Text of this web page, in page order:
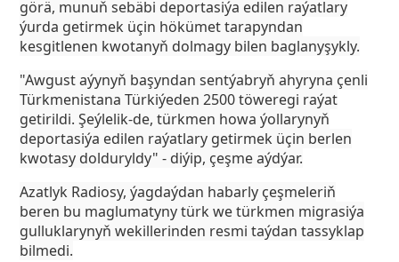
görä, munuň sebäbi deportasiýa edilen raýatlary
ýurda getirmek üçin hökümet tarapyndan
kesgitlenen kwotanyň dolmagy bilen baglanyşykly.
"Awgust aýynyň başyndan sentýabryň ahyryna çenli
Türkmenistana Türkiýeden 2500 töweregi raýat
getirildi. Şeýlelik-de, türkmen howa ýollarynyň
deportasiýa edilen raýatlary getirmek üçin berlen
kwotasy dolduryldy" - diýip, çeşme aýdýar.
Azatlyk Radiosy, ýagdaýdan habarly çeşmeleriň
beren bu maglumatyny türk we türkmen migrasiýa
gulluklarynyň wekillerinden resmi taýdan tassyklap
bilmedi.